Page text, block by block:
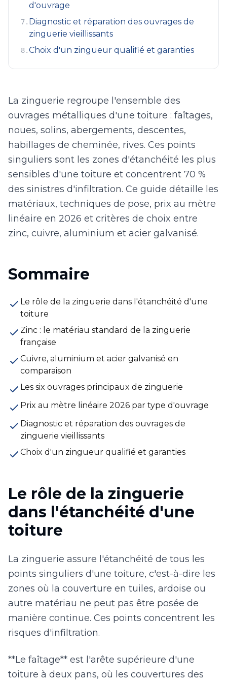
d'ouvrage
7. Diagnostic et réparation des ouvrages de
zinguerie vieillissants
8.Choix d'un zingueur qualifié et garanties
La zinguerie regroupe l'ensemble des
ouvrages métalliques d'une toiture : faîtages,
noues, solins, abergements, descentes,
habillages de cheminée, rives. Ces points
singuliers sont les zones d'étanchéité les plus
sensibles d'une toiture et concentrent 70 %
des sinistres d'infiltration. Ce guide détaille les
matériaux, techniques de pose, prix au mètre
linéaire en 2026 et critères de choix entre
zinc, cuivre, aluminium et acier galvanisé.
Sommaire
Le rôle de la zinguerie dans l'étanchéité d'une
toiture
Zinc : le matériau standard de la zinguerie
française
Cuivre, aluminium et acier galvanisé en
comparaison
Les six ouvrages principaux de zinguerie
Prix au mètre linéaire 2026 par type d'ouvrage
Diagnostic et réparation des ouvrages de
zinguerie vieillissants
Choix d'un zingueur qualifié et garanties
Le rôle de la zinguerie
dans l'étanchéité d'une
toiture
La zinguerie assure l'étanchéité de tous les
points singuliers d'une toiture, c'est-à-dire les
zones où la couverture en tuiles, ardoise ou
autre matériau ne peut pas être posée de
manière continue. Ces points concentrent les
risques d'infiltration.
**Le faîtage** est l'arête supérieure d'une
toiture à deux pans, où les couvertures des